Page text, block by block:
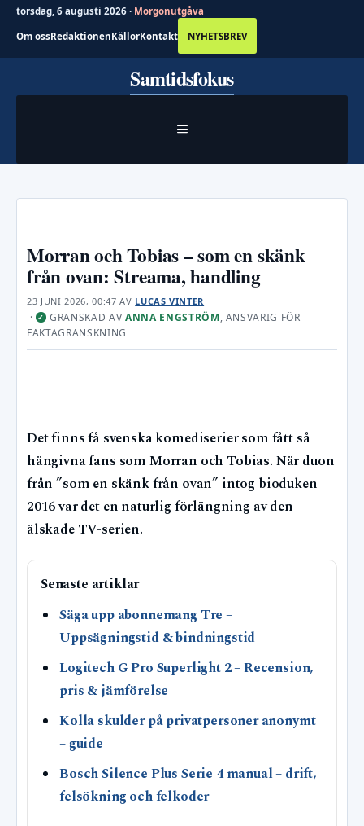
torsdag, 6 augusti 2026 · Morgonutgåva
Om ossRedaktionenKällorKontakt NYHETSBREV
Samtidsfokus
MENY
Morran och Tobias – som en skänk
från ovan: Streama, handling
23 JUNI 2026, 00:47 AV LUCAS VINTER
· ✓ GRANSKAD AV ANNA ENGSTRÖM, ANSVARIG FÖR
FAKTAGRANSKNING
Det finns få svenska komediserier som fått så
hängivna fans som Morran och Tobias. När duon
från ”som en skänk från ovan” intog bioduken
2016 var det en naturlig förlängning av den
älskade TV-serien.
Senaste artiklar
Säga upp abonnemang Tre –
Uppsägningstid & bindningstid
Logitech G Pro Superlight 2 – Recension,
pris & jämförelse
Kolla skulder på privatpersoner anonymt
– guide
Bosch Silence Plus Serie 4 manual – drift,
felsökning och felkoder